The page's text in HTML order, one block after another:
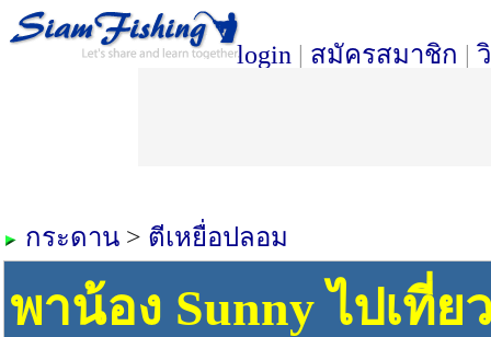
login | สมัครสมาชิก |
กระดาน > ตีเหยื่อปลอม
พาน้อง Sunny ไปเที่ย